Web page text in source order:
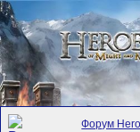
Форум